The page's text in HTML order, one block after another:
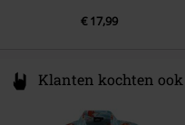
€ 17,99
Klanten kochten ook